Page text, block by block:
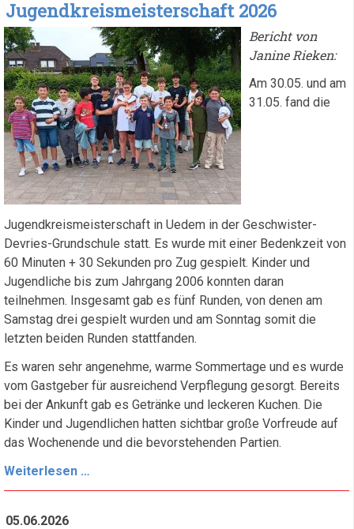
in
Kleve
Jugendkreismeisterschaft 2026
Bericht von
Janine Rieken:
Am 30.05. und am
31.05. fand die
Jugendkreismeisterschaft in Uedem in der Geschwister-
Devries-Grundschule statt. Es wurde mit einer Bedenkzeit von
60 Minuten + 30 Sekunden pro Zug gespielt. Kinder und
Jugendliche bis zum Jahrgang 2006 konnten daran
teilnehmen. Insgesamt gab es fünf Runden, von denen am
Samstag drei gespielt wurden und am Sonntag somit die
letzten beiden Runden stattfanden.
Es waren sehr angenehme, warme Sommertage und es wurde
vom Gastgeber für ausreichend Verpflegung gesorgt. Bereits
bei der Ankunft gab es Getränke und leckeren Kuchen. Die
Kinder und Jugendlichen hatten sichtbar große Vorfreude auf
das Wochenende und die bevorstehenden Partien.
Weiterlesen …
2026
05.06.2026